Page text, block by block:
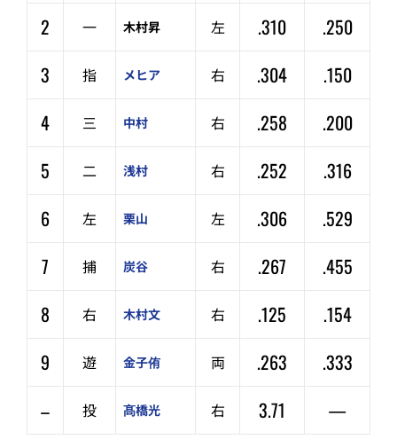
2
一 木村昇 左 .310
.250
3
指 メヒア 右 .304
.150
4
三 中村 右 .258
.200
5
二 浅村 右 .252
.316
6
左 栗山 左 .306
.529
7
捕 炭谷 右 .267
.455
8
右 木村文 右 .125
.154
9
遊 金子侑 両 .263
.333
–
投 髙橋光 右 3.71 —